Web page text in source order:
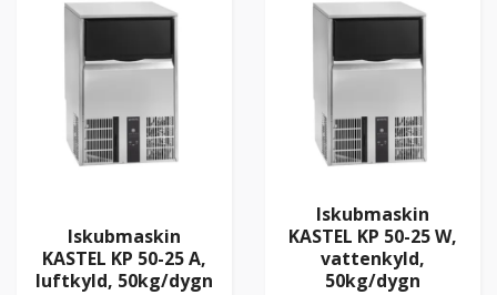
Iskubmaskin
KASTEL KP 50-25 A,
luftkyld, 50kg/dygn
Iskubmaskin
KASTEL KP 50-25 W,
vattenkyld,
50kg/dygn